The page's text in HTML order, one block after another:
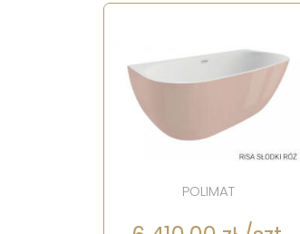
POLIMAT